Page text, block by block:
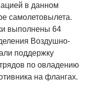
в данном
самолетовылета.
выполнены 64
Воздушно-
поддержку
по овладению
на флангах.